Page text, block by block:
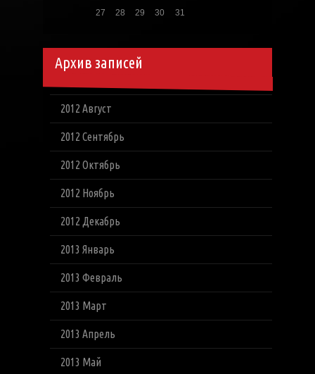
27 28 29 30 31
Архив записей
2012 Август
2012 Сентябрь
2012 Октябрь
2012 Ноябрь
2012 Декабрь
2013 Январь
2013 Февраль
2013 Март
2013 Апрель
2013 Май